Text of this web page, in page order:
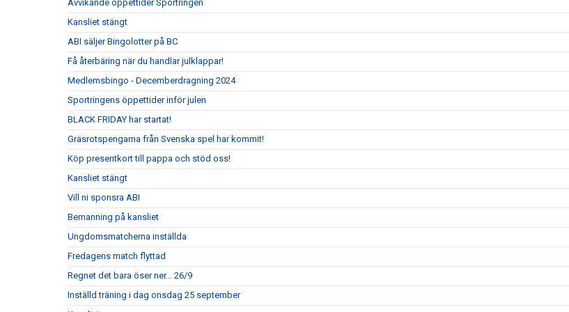
Avvikande öppettider Sportringen
Kansliet stängt
ABI säljer Bingolotter på BC
Få återbäring när du handlar julklappar!
Medlemsbingo - Decemberdragning 2024
Sportringens öppettider inför julen
BLACK FRIDAY har startat!
Gräsrotspengarna från Svenska spel har kommit!
Köp presentkort till pappa och stöd oss!
Kansliet stängt
Vill ni sponsra ABI
Bemanning på kansliet
Ungdomsmatcherna inställda
Fredagens match flyttad
Regnet det bara öser ner... 26/9
Inställd träning i dag onsdag 25 september